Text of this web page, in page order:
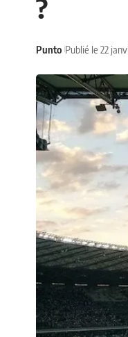
?
Punto Publié le 22